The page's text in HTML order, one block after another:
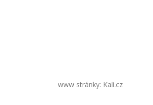
www stránky: Kali.cz